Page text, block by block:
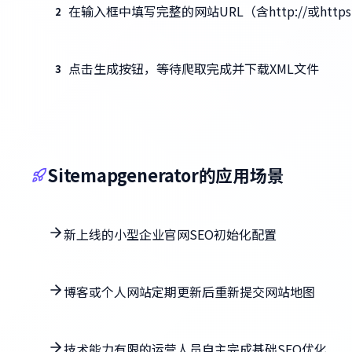
2 在输入框中填写完整的网站URL（含http://或
3 点击生成按钮，等待爬取完成并下载XML文件
Sitemapgenerator的应用场景
新上线的小型企业官网SEO初始化配置
博客或个人网站定期更新后重新提交网站地图